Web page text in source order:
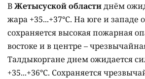
ВЖетысуской областиднём
жара +35...+37°C. На юге и западе
сохраняется высокая пожарная
востоке и в центре –
Талдыкоргане днем ожидается
+35...+36°C. Сохраняется